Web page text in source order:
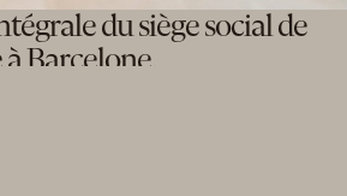
du siège social de
Barcelone.